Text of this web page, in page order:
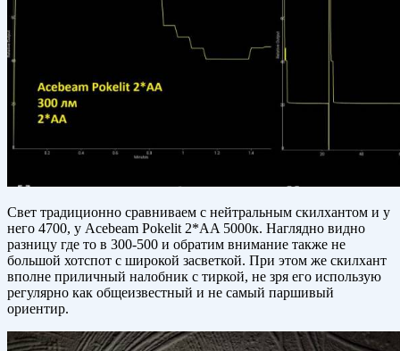
Свет традиционно сравниваем с нейтральным скилхантом и у
него 4700, у Acebeam Pokelit 2*AA 5000к. Наглядно видно
разницу где то в 300-500 и обратим внимание также не
большой хотспот с широкой засветкой. При этом же скилхант
вполне приличный налобник с тиркой, не зря его использую
регулярно как общеизвестный и не самый паршивый
ориентир.